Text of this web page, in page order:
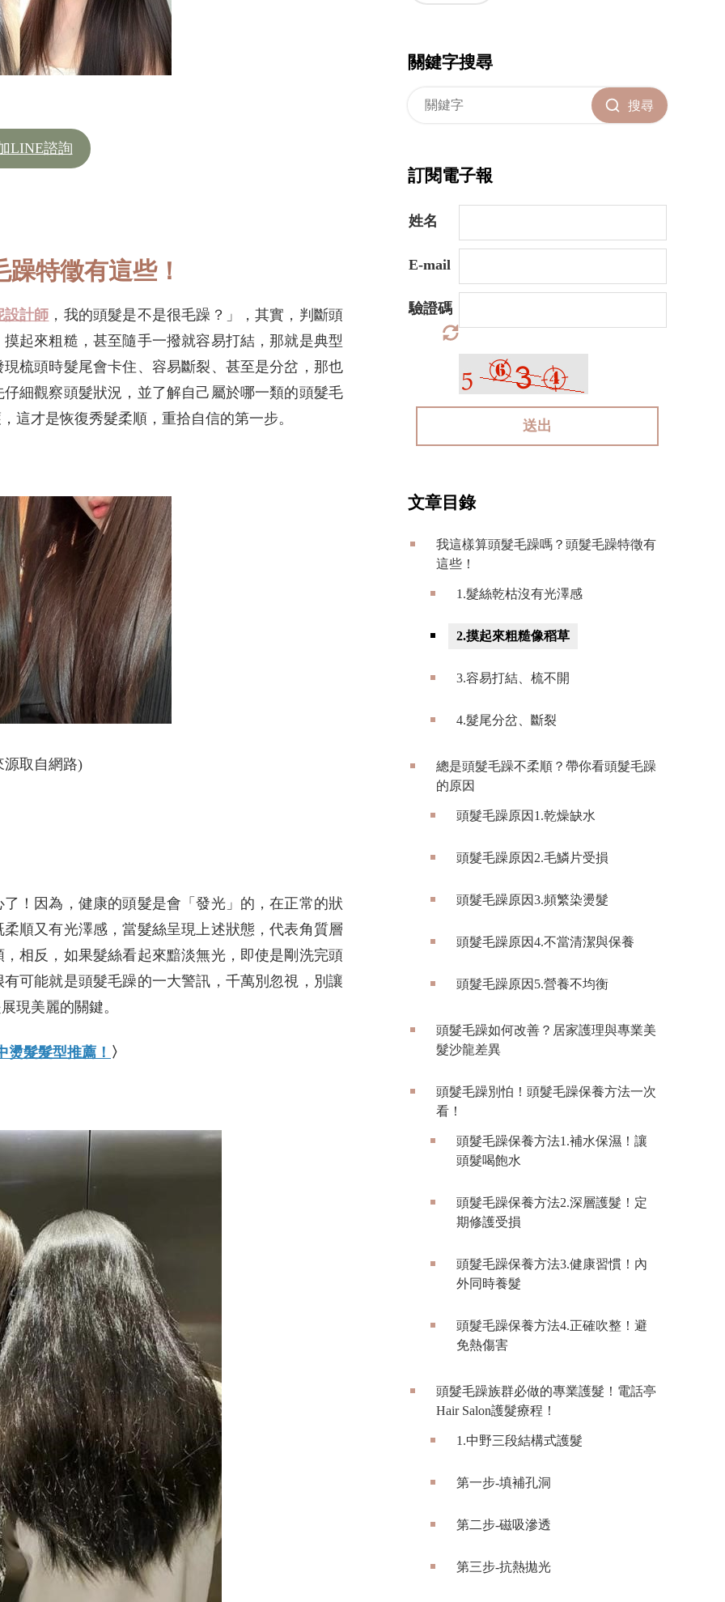
LINE諮詢
特徵有這些！
設計師 ，我的頭髮是不是很毛躁？」，其實，判斷頭
起來粗糙，甚至隨手一撥就容易打結，那就是典型
梳頭時髮尾會卡住、容易斷裂、甚至是分岔，那也
細觀察頭髮狀況，並了解自己屬於哪一類的頭髮毛
這才是恢復秀髮柔順，重拾自信的第一步。
源取自網路)
！因為，健康的頭髮是會「發光」的，在正常的狀
順又有光澤感，當髮絲呈現上述狀態，代表角質層
相反，如果髮絲看起來黯淡無光，即使是剛洗完頭
可能就是頭髮毛躁的一大警訊，千萬別忽視，別讓
現美麗的關鍵。
燙髮髮型推薦！ 〉
關鍵字搜尋
搜尋
訂閱電子報
姓名
E-mail
驗證碼
送出
文章目錄
我這樣算頭髮毛躁嗎？頭髮毛躁特徵有
這些！
1.髮絲乾枯沒有光澤感
2.摸起來粗糙像稻草
3.容易打結、梳不開
4.髮尾分岔、斷裂
總是頭髮毛躁不柔順？帶你看頭髮毛躁
的原因
頭髮毛躁原因1.乾燥缺水
頭髮毛躁原因2.毛鱗片受損
頭髮毛躁原因3.頻繁染燙髮
頭髮毛躁原因4.不當清潔與保養
頭髮毛躁原因5.營養不均衡
頭髮毛躁如何改善？居家護理與專業美
髮沙龍差異
頭髮毛躁別怕！頭髮毛躁保養方法一次
看！
頭髮毛躁保養方法1.補水保濕！讓
頭髮喝飽水
頭髮毛躁保養方法2.深層護髮！定
期修護受損
頭髮毛躁保養方法3.健康習慣！內
外同時養髮
頭髮毛躁保養方法4.正確吹整！避
免熱傷害
頭髮毛躁族群必做的專業護髮！電話亭
Hair Salon護髮療程！
1.中野三段結構式護髮
第一步-填補孔洞
第二步-磁吸滲透
第三步-抗熱拋光